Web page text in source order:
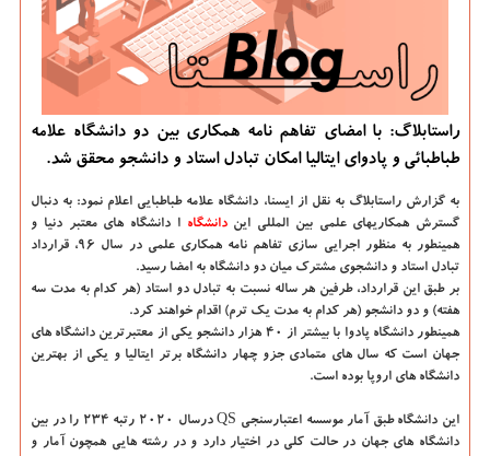
راستابلاگ: با امضای تفاهم نامه همكاری بین دو دانشگاه علامه
طباطبائی و پادوای ایتالیا امكان تبادل استاد و دانشجو محقق شد.
به گزارش راستابلاگ به نقل از ایسنا، دانشگاه علامه طباطبایی اعلام نمود: به دنبال
گسترش همكاریهای علمی بین المللی ایندانشگاه‌ ا دانشگاه های معتبر دنیا و
همینطور به منظور اجرایی سازی تفاهم نامه همكاری علمی در سال ۹۶، قرارداد
تبادل استاد و دانشجوی مشترك میان دو دانشگاه به امضا رسید.
بر طبق این قرارداد، طرفین هر ساله نسبت به تبادل دو استاد (هر كدام به مدت سه
هفته) و دو دانشجو (هر كدام به مدت یك ترم) اقدام خواهند كرد.
همینطور دانشگاه پادوا با بیشتر از ۴۰ هزار دانشجو یكی از معتبرترین دانشگاه های
جهان است كه سال های متمادی جزو چهار دانشگاه برتر ایتالیا و یكی از بهترین
دانشگاه های اروپا بوده است.
این دانشگاه طبق آمار موسسه اعتبارسنجی QS درسال ۲۰۲۰ رتبه ۲۳۴ را در بین
دانشگاه های جهان در حالت كلی در اختیار دارد و در رشته هایی همچون آمار و